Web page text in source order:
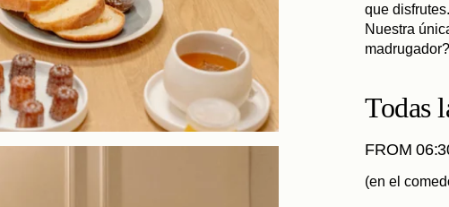
que disfrutes.
Nuestra
madrugador?
Todas
FROM
(en el